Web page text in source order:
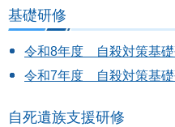
基礎研修
令和8年度 自殺対策基礎
令和7年度 自殺対策基礎
自死遺族支援研修